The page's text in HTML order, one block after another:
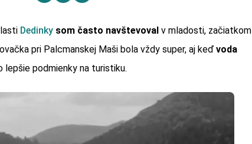
Dedinky som často navštevoval v mladosti, začiatkom
pri Palcmanskej Maši bola vždy super, aj keďvoda
lepšie podmienky na turistiku.